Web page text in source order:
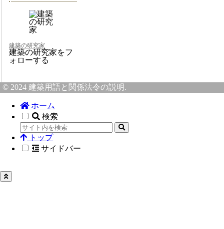
建築の研究家
建築の研究家をフ
ォローする
© 2024 建築用語と関係法令の説明.
ホーム
検索
トップ
サイドバー